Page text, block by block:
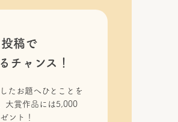
稿で
チャンス！
たお題へひとことを
大賞作品には5,000
ント！